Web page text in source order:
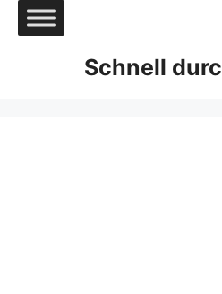
Zum
Inhalt
Schnell